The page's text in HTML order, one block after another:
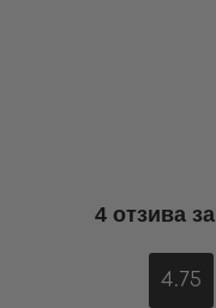
4 отзива за
4.75